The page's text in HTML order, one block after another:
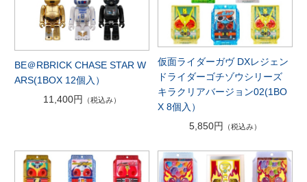
BE＠RBRICK CHASE STAR W
ARS(1BOX 12個入）
11,400円
（税込み）
仮面ライダーガヴ DXレジェン
ドライダーゴチゾウシリーズ
キラクリアバージョン02(1BO
X 8個入）
5,850円
（税込み）